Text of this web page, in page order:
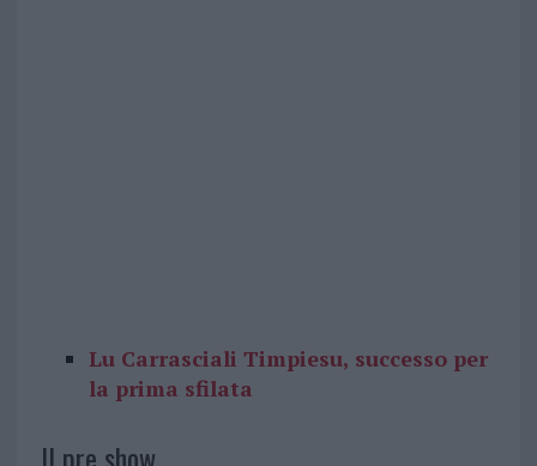
Lu Carrasciali Timpiesu, successo per
la prima sfilata